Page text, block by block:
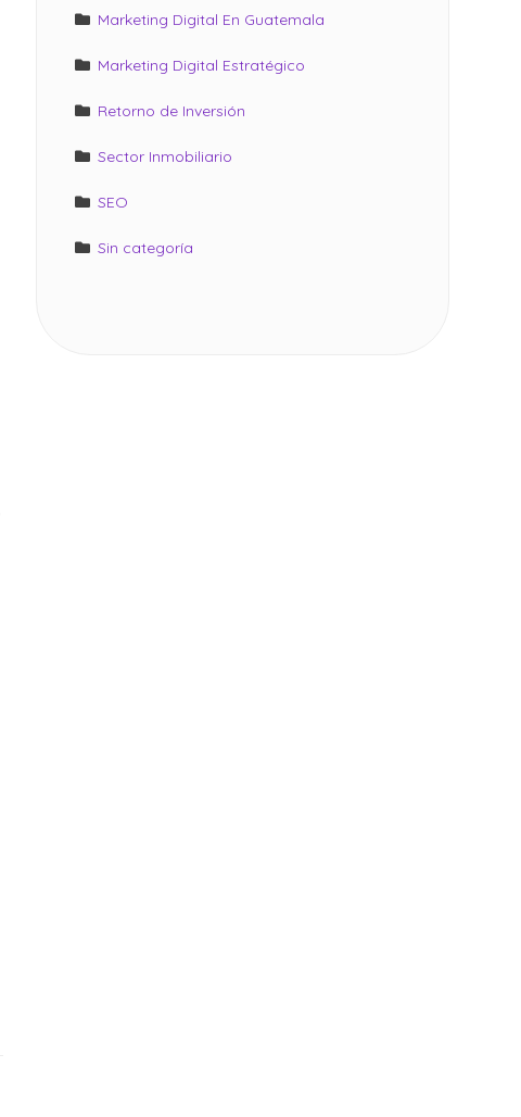
Marketing Digital En Guatemala
Marketing Digital Estratégico
Retorno de Inversión
Sector Inmobiliario
SEO
Sin categoría